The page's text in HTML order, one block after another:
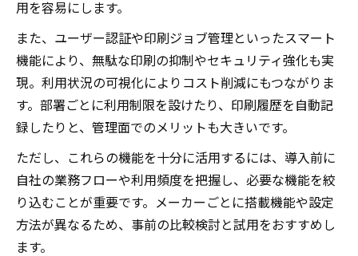
用を容易にします。
また、ユーザー認証や印刷ジョブ管理といったスマート
機能により、無駄な印刷の抑制やセキュリティ強化も実
現。利用状況の可視化によりコスト削減にもつながりま
す。部署ごとに利用制限を設けたり、印刷履歴を自動記
録したりと、管理面でのメリットも大きいです。
ただし、これらの機能を十分に活用するには、導入前に
自社の業務フローや利用頻度を把握し、必要な機能を絞
り込むことが重要です。メーカーごとに搭載機能や設定
方法が異なるため、事前の比較検討と試用をおすすめし
ます。